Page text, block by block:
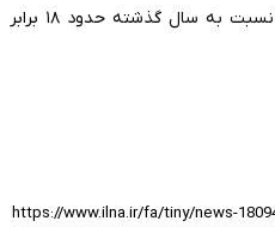
سود عملیاتی آن در سه‌ماهه دوم نسبت به سال گذشته حدود ۱۸ برابر